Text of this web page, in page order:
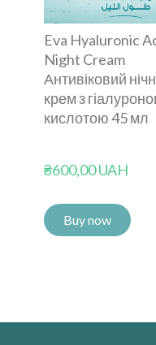
Eva Hyaluronic
Night Cream
Антивіковий
крем з
кислотою 45 мл
₴600,00 UAH
Buy now